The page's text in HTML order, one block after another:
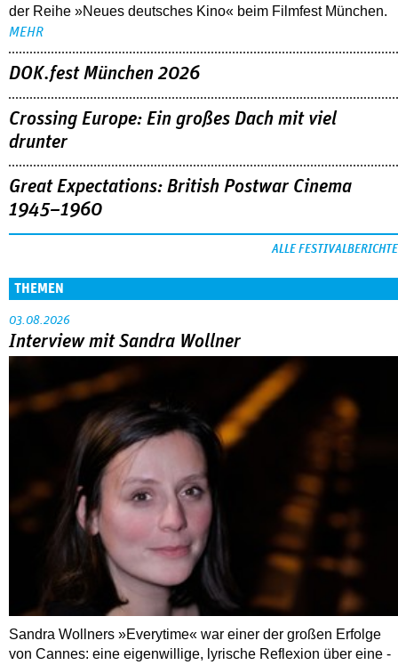
der Reihe »Neues deutsches Kino« beim Filmfest München.
MEHR
DOK.fest München 2026
Crossing Europe: Ein großes Dach mit viel
drunter
Great Expectations: British Postwar Cinema
1945–1960
ALLE FESTIVALBERICHTE
THEMEN
03.08.2026
Interview mit Sandra Wollner
Sandra Wollners »Everytime« war einer der großen Erfolge
von Cannes: eine eigenwillige, lyrische Reflexion über eine ­